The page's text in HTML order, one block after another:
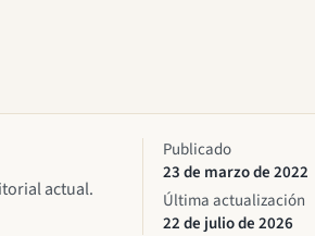
actual.
Publicado
23 de marzo de 2022
Última actualización
22 de julio de 2026